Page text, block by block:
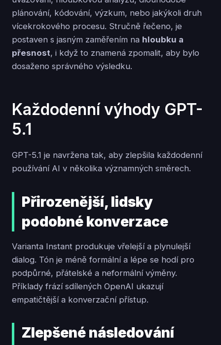
plánování, kódování, výzkum, nebo jakýkoli druh
vícekrokového procesu. Stručně řečeno, je
postaven s jasným zaměřením na hloubku a
přesnost, i když to znamená zpomalit, aby bylo
dosaženo správného výsledku.
Každodenní výhody GPT-
5.1
GPT-5.1 je navržena tak, aby zlepšila každodenní
používání AI v několika významných směrech.
Přirozenější, lidsky
podobné konverzace
Varianta Instant produkuje vřelejší a plynulejší
dialog. Tón je méně formální a lépe se hodí pro
podpůrné, přátelské a neformální výměny.
Příklady frází sdílených OpenAI ukazují
empatičtější a konverzační přístup.
Zlepšené následování